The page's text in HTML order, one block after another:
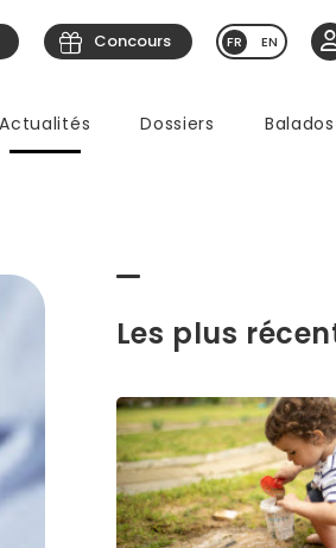
Actualités Dossiers Balados
Concours EN
Les plus